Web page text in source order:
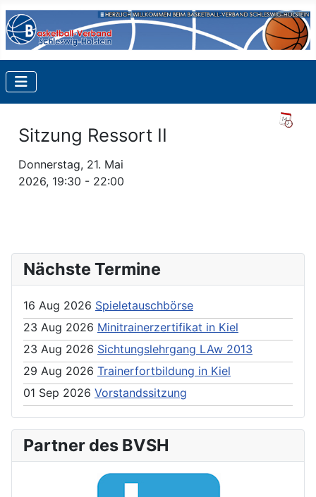
Sitzung Ressort II
Donnerstag, 21. Mai
2026, 19:30 - 22:00
Nächste Termine
16 Aug 2026 Spieletauschbörse
23 Aug 2026 Minitrainerzertifikat in Kiel
23 Aug 2026 Sichtungslehrgang LAw 2013
29 Aug 2026 Trainerfortbildung in Kiel
01 Sep 2026 Vorstandssitzung
Partner des BVSH